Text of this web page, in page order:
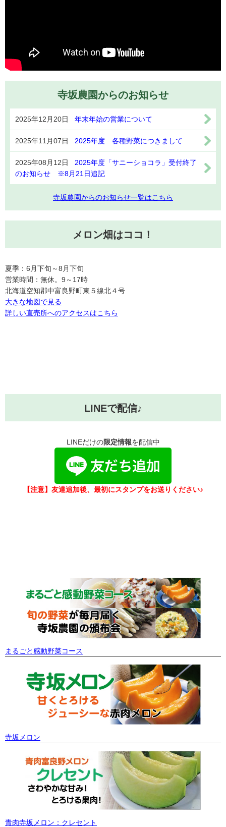
寺坂農園からのお知らせ
2025年12月20日 年末年始の営業について
2025年11月07日 2025年度 各種野菜につきまして
2025年08月12日
2025年度「サニーショコラ」受付終了
のお知らせ ※8月21日追記
寺坂農園からのお知らせ一覧はこちら
メロン畑はココ！
夏季：6月下旬～8月下旬
営業時間：無休。9～17時
北海道空知郡中富良野町東５線北４号
大きな地図で見る
詳しい直売所へのアクセスはこちら
LINEで配信♪
LINEだけの限定情報を配信中
【注意】友達追加後、最初にスタンプをお送りください♪
まるごと感動野菜コース
寺坂メロン
青肉寺坂メロン：クレセント